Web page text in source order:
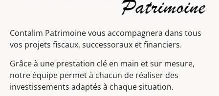
Contalim Patrimoine vous accompagnera dans tous
vos projets fiscaux, successoraux et financiers.
Grâce à une prestation clé en main et sur mesure,
notre équipe permet à chacun de réaliser des
investissements adaptés à chaque situation.